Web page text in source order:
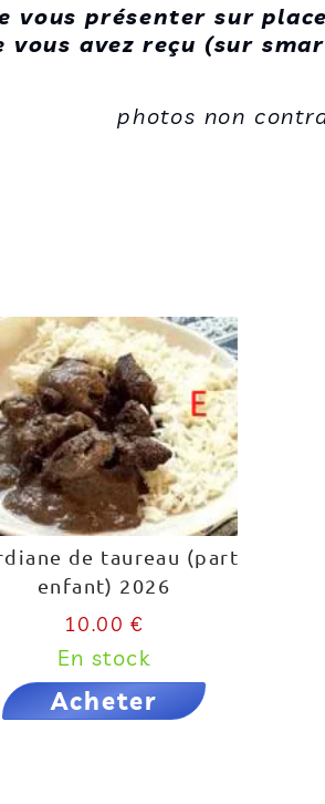
vous présenter sur
avez reçu (sur
photos non
de taureau (part
enfant) 2026
10.00 €
En stock
Acheter